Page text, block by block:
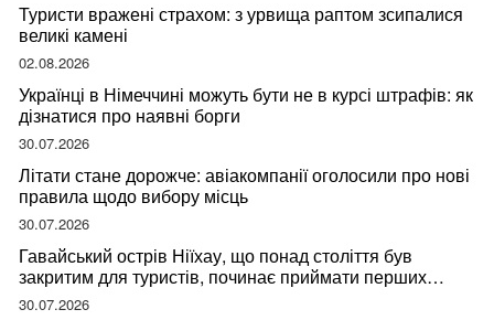
Туристи вражені страхом: з урвища раптом зсипалися
великі камені
02.08.2026
Українці в Німеччині можуть бути не в курсі штрафів: як
дізнатися про наявні борги
30.07.2026
Літати стане дорожче: авіакомпанії оголосили про нові
правила щодо вибору місць
30.07.2026
Гавайський острів Ніїхау, що понад століття був
закритим для туристів, починає приймати перших
відвідувачів
30.07.2026